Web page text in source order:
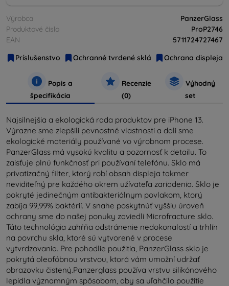
Výrobca
PanzerGlass
Produktové číslo
ProP2746
EAN
5711724727467
Príslušenstvo
Ochranné tvrdené sklá Ochrana displeja
Popis a
špecifikácia
Recenzie
(0)
Výhodný
set
Najsilnejšia a ekologická rada produktov pre iPhone 13.
Výrazne sme zlepšili pevnostné vlastnosti a dali sme
ekologické materiály používané vo výrobnom procese.
PanzerGlass má vysokú kvalitu a pozornosť k detailu. To
zaisťuje plnú funkčnosť pri používaní telefónu. Sklo má
privatizačný filter, ktorý robí obsah displeja takmer
neviditeľný pre každého okrem užívateľa zariadenia. Sklo je
pokryté jedinečným antibakteriálnym povlakom, ktorý
zabíja 99,99% baktérií. V snahe poskytnúť vyššiu úroveň
ochrany sme do našej ponuky zaviedli Microfracture sklo.
Táto technológia zahŕňa odstránenie nedokonalostí a trhlín
na povrchu skla, ktoré sú vytvorené v procese
vytvrdzovania. Pre pohodlie použitia, PanzerGlass sklo je
pokrytá oleofóbnou vrstvou, ktorá vám umožní udržať
obrazovku čistený.Panzerglass používa vrstvu silikónového
lepidla významným spôsobom, aby sa uľahčilo použitie